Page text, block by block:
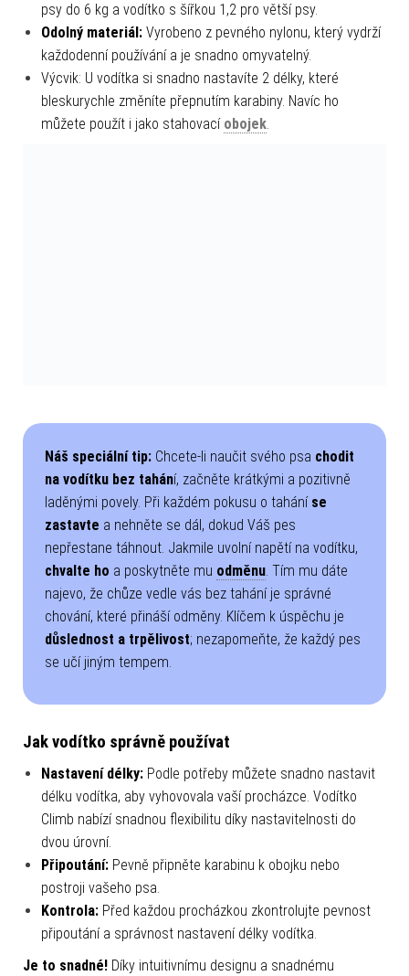
psy do 6 kg a vodítko s šířkou 1,2 pro větší psy.
Odolný materiál: Vyrobeno z pevného nylonu, který vydrží
každodenní používání a je snadno omyvatelný.
Výcvik: U vodítka si snadno nastavíte 2 délky, které
bleskurychle změníte přepnutím karabiny. Navíc ho
můžete použít i jako stahovací obojek
Náš speciální tip: Chcete-li naučit svého psa chodit
na vodítku bez tahání, začněte krátkými a pozitivně
laděnými povely. Při každém pokusu o tahání se
zastavte a nehněte se dál, dokud Váš pes
nepřestane táhnout. Jakmile uvolní napětí na vodítku,
chvalte ho a poskytněte mu odměnu. Tím mu dáte
najevo, že chůze vedle vás bez tahání je správné
chování, které přináší odměny. Klíčem k úspěchu je
důslednost a trpělivost; nezapomeňte, že každý pes
se učí jiným tempem.
Jak vodítko správně používat
Nastavení délky: Podle potřeby můžete snadno nastavit
délku vodítka, aby vyhovovala vaší procházce. Vodítko
Climb nabízí snadnou flexibilitu díky nastavitelnosti do
dvou úrovní.
Připoutání: Pevně připněte karabinu k obojku nebo
postroji vašeho psa.
Kontrola: Před každou procházkou zkontrolujte pevnost
připoutání a správnost nastavení délky vodítka.
Je to snadné! Díky intuitivnímu designu a snadnému